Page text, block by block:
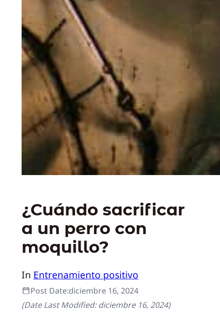
¿Cuándo sacrificar
a un perro con
moquillo?
In Entrenamiento positivo
Post Date:diciembre 16, 2024
(Date Last Modified:diciembre 16, 2024)